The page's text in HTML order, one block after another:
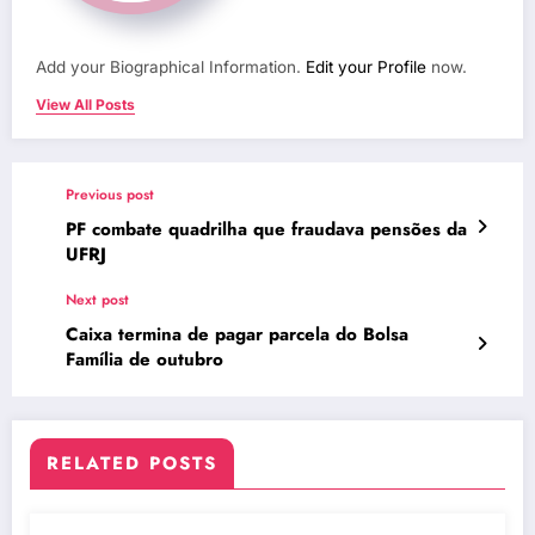
Add your Biographical Information. Edit your Profile now.
View All Posts
Previous post
PF combate quadrilha que fraudava pensões da
UFRJ
Next post
Caixa termina de pagar parcela do Bolsa
Família de outubro
RELATED POSTS